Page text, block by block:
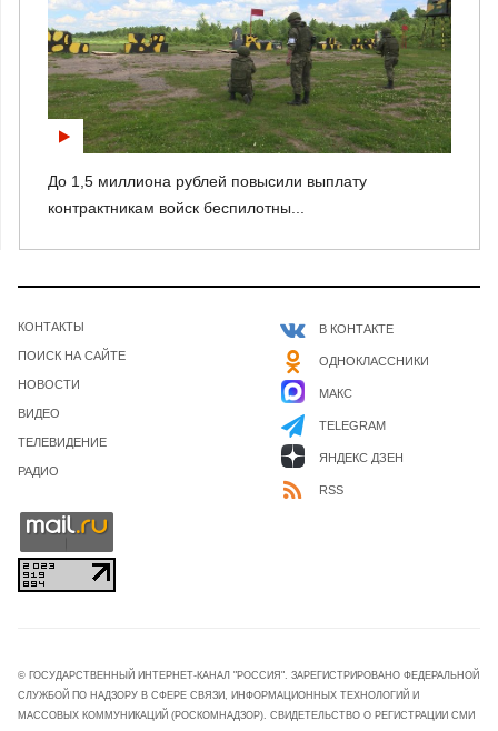
До 1,5 миллиона рублей повысили выплату
контрактникам войск беспилотны...
КОНТАКТЫ
ПОИСК НА САЙТЕ
НОВОСТИ
ВИДЕО
ТЕЛЕВИДЕНИЕ
РАДИО
В КОНТАКТЕ
ОДНОКЛАССНИКИ
МАКС
TELEGRAM
ЯНДЕКС ДЗЕН
RSS
© ГОСУДАРСТВЕННЫЙ ИНТЕРНЕТ-КАНАЛ "РОССИЯ". ЗАРЕГИСТРИРОВАНО ФЕДЕРАЛЬНОЙ
СЛУЖБОЙ ПО НАДЗОРУ В СФЕРЕ СВЯЗИ, ИНФОРМАЦИОННЫХ ТЕХНОЛОГИЙ И
МАССОВЫХ КОММУНИКАЦИЙ (РОСКОМНАДЗОР). СВИДЕТЕЛЬСТВО О РЕГИСТРАЦИИ СМИ